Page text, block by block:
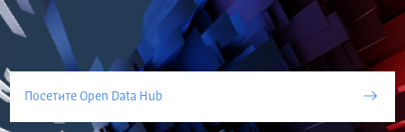
Посетите Open Data Hub